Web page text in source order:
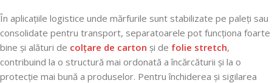
În aplicațiile logistice unde mărfurile sunt stabilizate pe paleți sau
consolidate pentru transport, separatoarele pot funcționa foarte
bine și alături de colțare de carton și de folie stretch,
contribuind la o structură mai ordonată a încărcăturii și la o
protecție mai bună a produselor. Pentru închiderea și sigilarea